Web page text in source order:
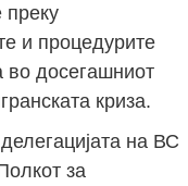
преку
и процедурите
во досегашниот
криза.
на ВС
за